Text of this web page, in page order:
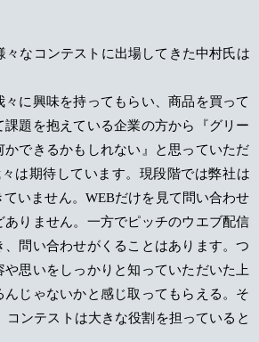
々なコンテストに出場してきた中村氏は
々に興味を持ってもらい、商品を買って
課題を抱えている企業の方から『グリー
かできるかもしれない』と思っていただ
は期待しています。現段階では弊社は
いません。WEBだけを見て問い合わせ
ありません。一方でピッチのウエブ配信
、問い合わせがくることはあります。つ
や思いをしっかりと知っていただいた上
んじゃないかと感じ取ってもらえる。そ
コンテストは大きな役割を担っていると